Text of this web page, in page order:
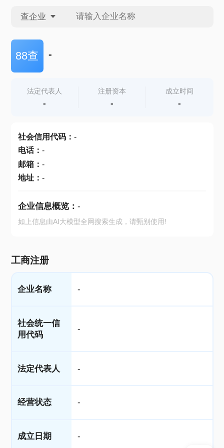
查企业
查企业
查产地
88查 -
法定代表人
-
注册资本
-
成立时间
-
社会信用代码： -
电话： -
邮箱： -
地址： -
企业信息概览： -
如上信息由AI大模型全网搜索生成，请甄别使用!
工商注册
企业名称 -
社会统一信
用代码
-
法定代表人 -
经营状态 -
成立日期 -